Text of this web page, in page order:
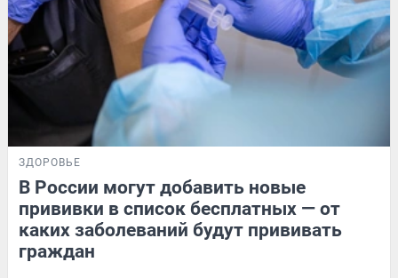
ЗДОРОВЬЕ
В России могут добавить новые
прививки в список бесплатных — от
каких заболеваний будут прививать
граждан